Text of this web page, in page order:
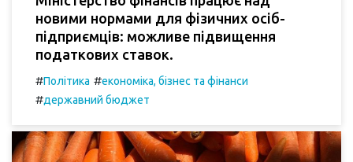
новими нормами для фізичних осіб-
підприємців: можливе підвищення
податкових ставок.
#Політика #економіка, бізнес та фінанси
#державний бюджет